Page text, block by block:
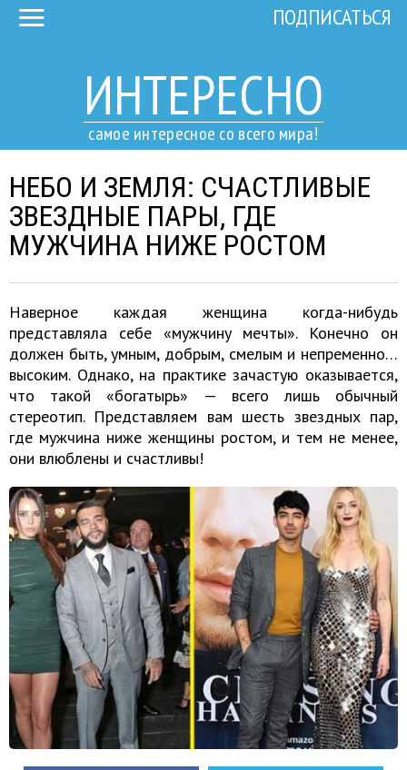
ИНТЕРЕСНО
самое интересное со всего мира!
ПОДПИСАТЬСЯ
НЕБО И ЗЕМЛЯ: СЧАСТЛИВЫЕ
ЗВЕЗДНЫЕ ПАРЫ, ГДЕ
МУЖЧИНА НИЖЕ РОСТОМ
Наверное каждая женщина когда-нибудь
представляла себе «мужчину мечты». Конечно он
должен быть, умным, добрым, смелым и непременно…
высоким. Однако, на практике зачастую оказывается,
что такой «богатырь» — всего лишь обычный
стереотип. Представляем вам шесть звездных пар,
где мужчина ниже женщины ростом, и тем не менее,
они влюблены и счастливы!